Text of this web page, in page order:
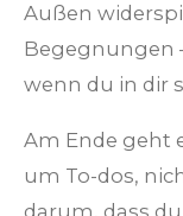
Außen
Begegnungen
wenn du in dir
Am Ende geht
um To-dos,